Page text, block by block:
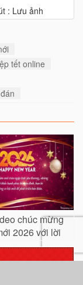
: Lưu ảnh
tết online
chúc mừng
2026 với lời
của bạn